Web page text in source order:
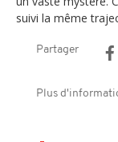
suivi la même
Partager
Plus